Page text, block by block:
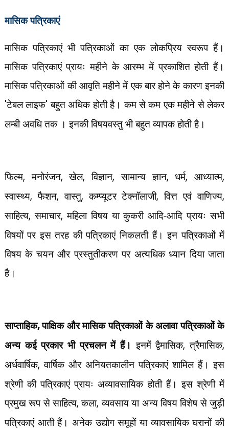
मासिक पत्रिकाएं
मासिक पत्रिकाएं भी पत्रिकाओं का एक लोकप्रिय स्वरूप हैं।
मासिक पत्रिकाएं प्रायः महीने के आरम्भ में प्रकाशित होती हैं।
मासिक पत्रिकाओं की आवृति महीने में एक बार होने के कारण इनकी
'टेबल लाइफ'बहुत अधिक होती है। कम से कम एक महीने से लेकर
लम्बी अवधि तक । इनकी विषयवस्तु भी बहुत व्यापक होती है।
फिल्म,मनोरंजन,खेल,विज्ञान,सामान्य ज्ञान,धर्म,आध्यात्म,
स्वास्थ्य,फैशन,वास्तु,कम्प्यूटर टेक्नॉलाजी,वित्त एवं वाणिज्य,
साहित्य,समाचार,महिला विषय या कुकरी आदि-आदि प्रायः सभी
विषयों पर इस तरह की पत्रिकाएं निकलती हैं। इन पत्रिकाओं में
विषय के चयन और प्रस्तुतीकरण पर अत्यधिक ध्यान दिया जाता
है।
साप्ताहिक,पाक्षिक और मासिक पत्रिकाओं के अलावा पत्रिकाओं के
अन्य कई प्रकार भी प्रचलन में हैं। इनमें द्वैमासिक,त्रैमासिक,
अर्धवार्षिक,वार्षिक और अनियतकालीन पत्रिकाएं शामिल हैं। इस
श्रेणी की पत्रिकाएं प्रायः अव्यावसायिक होती हैं। इस श्रेणी में
प्रमुख रूप से साहित्य,कला,व्यवसाय या अन्य विषय विशेष से जुड़ी
पत्रिकाएं आती हैं। अनेक उद्योग समूहों या व्यावसायिक घरानों की